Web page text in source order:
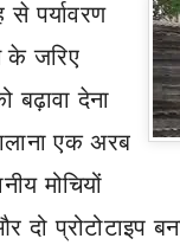
पर्यावरण
के जरिए
बढ़ावा देना
एक अरब
मोचियों
दो प्रोटोटाइप